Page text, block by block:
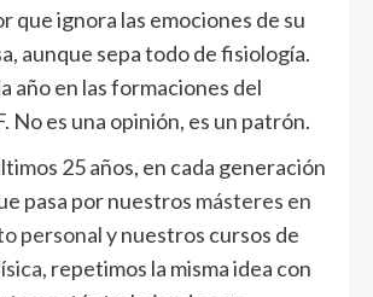
que ignora las emociones de su
aunque sepa todo de fisiología.
año en las formaciones del
No es una opinión, es un patrón.
25 años, en cada generación
pasa por nuestros másteres en
personaly nuestros cursos de
, repetimos la misma idea con